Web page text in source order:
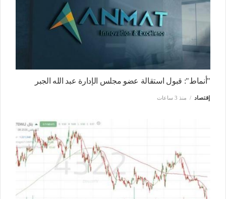
"أنماط": قبول استقالة عضو مجلس الإدارة عبد الله الجبر
إقتصاد منذ 3 ساعات